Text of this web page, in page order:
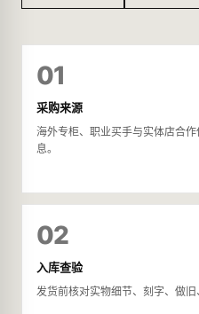
01
采购来源
海外专柜、职业买手与实体店合
息。
02
入库查验
发货前核对实物细节、刻字、做旧